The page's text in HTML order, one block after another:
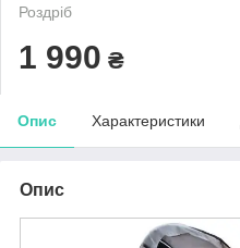
Роздріб
1 990 ₴
Опис Характеристики
Опис